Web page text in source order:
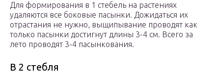
Для формирования в 1 стебель на растениях
удаляются все боковые пасынки. Дожидаться их
отрастания не нужно, выщипывание проводят как
только пасынки достигнут длины 3-4 см. Всего за
лето проводят 3-4 пасынкования.
В 2 стебля